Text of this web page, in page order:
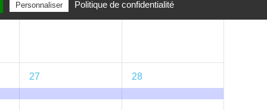
1
évènement,
27
1
évènement,
28
Personnaliser Politique de confidentialité